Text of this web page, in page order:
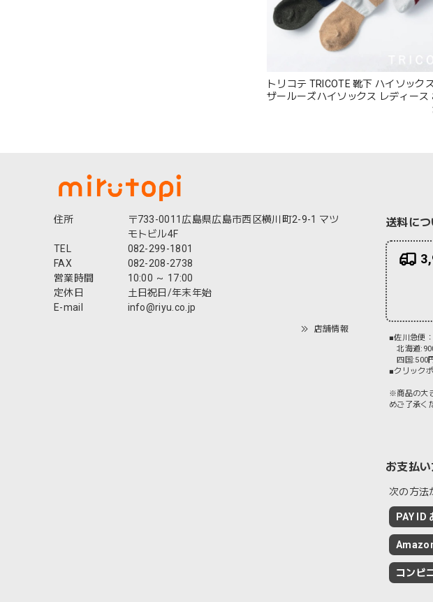
トリコテ TRICOTE 靴下 ハイソック
ザールーズハイソックス レディース
れ ゆったり 薄手 もこもこ ブランド
住所
〒733-0011広島県広島市西区横川町2-9-1 マツ
モトビル4F
TEL
082-299-1801
FAX
082-208-2738
営業時間
10:00 ～ 17:00
定休日
土日祝日/年末年始
E-mail
info@riyu.co.jp
店舗情報
送料に
■佐川急便
北海道
四国:500
■クリック
※商品の大
めご了承く
お支払
次の方法
PAY ID
コンビ